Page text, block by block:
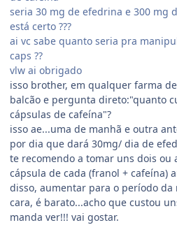
seria 30 mg de efedrina e 300 mg
está certo ???
ai vc sabe quanto seria pra
caps ??
vlw ai obrigado
isso brother, em qualquer farma
balcão e pergunta direto:"quanto
cápsulas de cafeína"?
isso ae...uma de manhã e outra
por dia que dará 30mg/ dia de
te recomendo a tomar uns dois ou
cápsula de cada (franol + cafeína)
disso, aumentar para o período da
cara, é barato...acho que custou
manda ver!!! vai gostar.